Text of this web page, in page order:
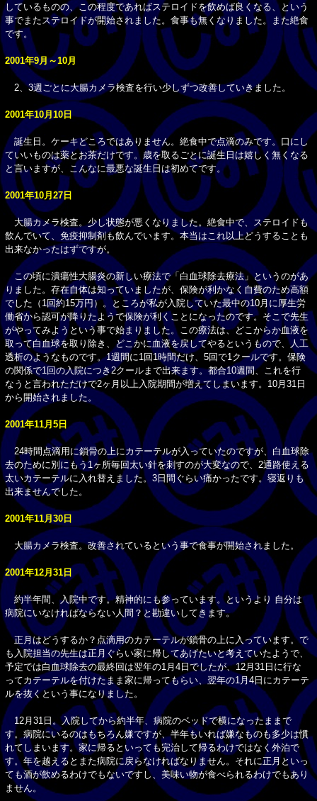
しているものの、この程度であればステロイドを飲めば良くなる、という
事でまたステロイドが開始されました。食事も無くなりました。また絶食
です。
2001年9月～10月
2、3週ごとに大腸カメラ検査を行い少しずつ改善していきました。
2001年10月10日
誕生日。ケーキどころではありません。絶食中で点滴のみです。口にし
ていいものは薬とお茶だけです。歳を取るごとに誕生日は嬉しく無くなる
と言いますが、こんなに最悪な誕生日は初めてです。
2001年10月27日
大腸カメラ検査。少し状態が悪くなりました。絶食中で、ステロイドも
飲んでいて、免疫抑制剤も飲んでいます。本当はこれ以上どうすることも
出来なかったはずですが。
この頃に潰瘍性大腸炎の新しい療法で「白血球除去療法」というのがあ
りました。存在自体は知っていましたが、保険が利かなく自費のため高額
でした（1回約15万円）。ところが私が入院していた最中の10月に厚生労
働省から認可が降りたようで保険が利くことになったのです。そこで先生
がやってみようという事で始まりました。この療法は、どこからか血液を
取って白血球を取り除き、どこかに血液を戻してやるというもので、人工
透析のようなものです。1週間に1回1時間だけ、5回で1クールです。保険
の関係で1回の入院につき2クールまで出来ます。都合10週間、これを行
なうと言われただけで2ヶ月以上入院期間が増えてしまいます。10月31日
から開始されました。
2001年11月5日
24時間点滴用に鎖骨の上にカテーテルが入っていたのですが、白血球除
去のために別にもう1ヶ所毎回太い針を刺すのが大変なので、2通路使える
太いカテーテルに入れ替えました。3日間ぐらい痛かったです。寝返りも
出来ませんでした。
2001年11月30日
大腸カメラ検査。改善されているという事で食事が開始されました。
2001年12月31日
約半年間、入院中です。精神的にも参っています。というより 自分は
病院にいなければならない人間？と勘違いしてきます。
正月はどうするか？点滴用のカテーテルが鎖骨の上に入っています。で
も入院担当の先生は正月ぐらい家に帰してあげたいと考えていたようで、
予定では白血球除去の最終回は翌年の1月4日でしたが、12月31日に行な
ってカテーテルを付けたまま家に帰ってもらい、翌年の1月4日にカテーテ
ルを抜くという事になりました。
12月31日。入院してから約半年、病院のベッドで横になったままで
す。病院にいるのはもちろん嫌ですが、半年もいれば嫌なものも多少は慣
れてしまいます。家に帰るといっても完治して帰るわけではなく外泊で
す。年を越えるとまた病院に戻らなければなりません。それに正月といっ
ても酒が飲めるわけでもないですし、美味い物が食べられるわけでもあり
ません。